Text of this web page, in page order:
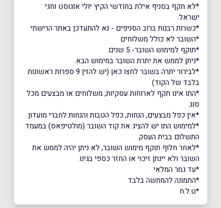
*לא תקף בסניף אילת בחודשי הקיץ יולי אוגוסט וחגי
ישראל.
*כשרות רבנות ברוב הסניפים - נא להתעדכן באתר הרישתי
*השובר לא כולל משלוחים
*תוקף למימוש השובר- 5 שנים.
*ניתן לממש את יתרת השובר במימוש הבא.
*לבירור יתרה בשובר לחצו כאן (יש להזין 9 ספרות ראשונות
בלבד של הקוד)
*התו אינו תקף לארוחות עסקיות, משלוחים או מבצעים מכל
סוג.
*אין כפל מבצעים, הנחות, כפל הטבות והנחות לחברי מועדון.
*למימוש התו יש להציג את קוד השובר (מולטיפאס) במעמד
התשלום בבית העסק.
*לאחר חלוף תוקף מימוש השובר, לא ניתן יהיה לממש את
השובר ולא יינתן זיכוי או החזר כספי בגינו.
*עד גמר המלאי
*התמונה להמחשה בלבד
*ט.ל.ח